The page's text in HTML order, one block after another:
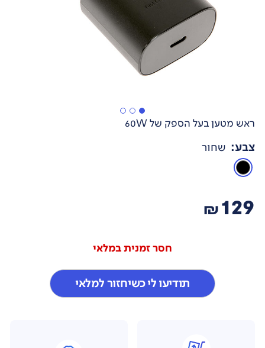
ראש מטען בעל הספק של 60W
צבע: שחור
129
₪
חסר זמנית במלאי
תודיעו לי כשיחזור למלאי